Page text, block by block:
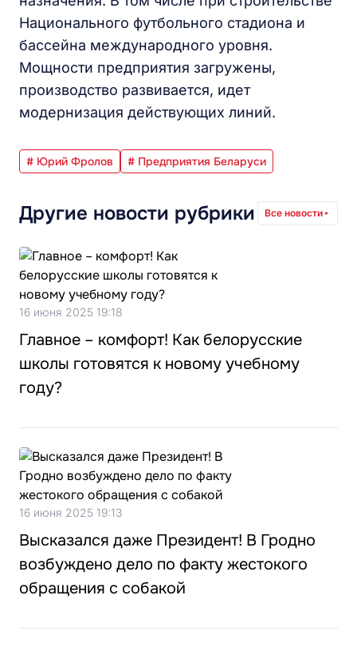
Национального футбольного стадиона и
бассейна международного уровня.
Мощности предприятия загружены,
производство развивается, идет
модернизация действующих линий.
# Юрий Фролов # Предприятия Беларуси
Другие новости рубрики Все новости
16 июня 2025 19:18
Главное – комфорт! Как белорусские
школы готовятся к новому учебному
году?
16 июня 2025 19:13
Высказался даже Президент! В Гродно
возбуждено дело по факту жестокого
обращения с собакой